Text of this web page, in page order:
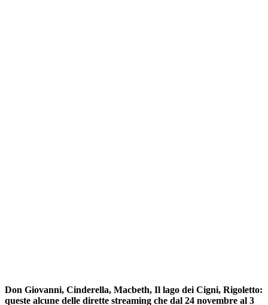
Don Giovanni, Cinderella, Macbeth, Il lago dei Cigni, Rigoletto:
queste alcune delle dirette streaming che dal 24 novembre al 3